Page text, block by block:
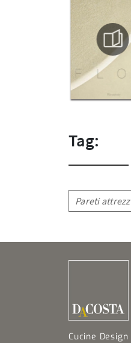
Tag:
Pareti
Cucine Design